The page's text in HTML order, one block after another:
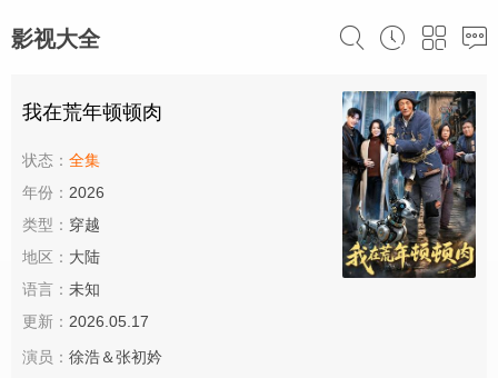
影视大全
我在荒年顿顿肉
状态： 全集
年份： 2026
类型： 穿越
地区： 大陆
语言： 未知
更新： 2026.05.17
演员： 徐浩＆张初妗